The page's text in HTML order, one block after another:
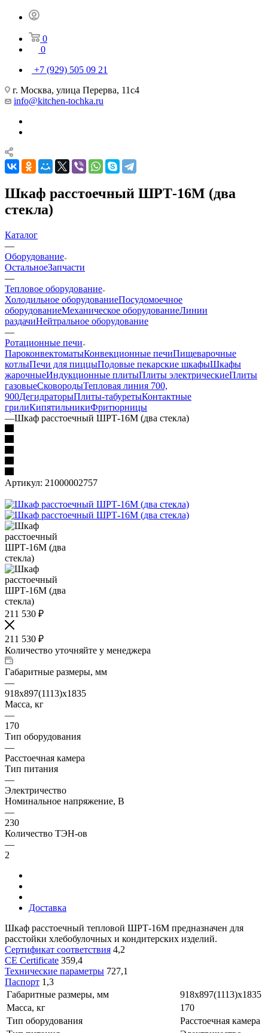
0
0
+7 (929) 505 09 21
г. Москва, улица Перерва, 11с4
info@kitchen-tochka.ru
Шкаф расстоечный ШРТ-16М (два
стекла)
Каталог
—
Оборудование
ОстальноеЗапчасти
—
Тепловое оборудование
Холодильное оборудованиеПосудомоечное
оборудованиеМеханическое оборудованиеЛинии
раздачиНейтральное оборудование
—
Ротационные печи
ПароконвектоматыКонвекционные печиПищеварочные
котлыПечи для пиццыПодовые пекарские шкафыШкафы
жарочныеИндукционные плитыПлиты электрическиеПлиты
газовыеСковородыТепловая линия 700,
900ДегидраторыПлиты-табуретыКонтактные
грилиКипятильникиФритюрницы
—Шкаф расстоечный ШРТ-16М (два стекла)
Артикул: 21000002757
211 530 ₽
211 530 ₽
Количество уточняйте у менеджера
Габаритные размеры, мм
—
918x897(1113)x1835
Масса, кг
—
170
Тип оборудования
—
Расстоечная камера
Тип питания
—
Электричество
Номинальное напряжение, В
—
230
Количество ТЭН-ов
—
2
Доставка
Шкаф расстоечный тепловой ШРТ-16М предназначен для
расстойки хлебобулочных и кондитерских изделий.
Сертификат соответствия 4,2
CE Certificate 359,4
Технические параметры 727,1
Паспорт 1,3
Габаритные размеры, мм
918x897(1113)x1835
Масса, кг
170
Тип оборудования
Расстоечная камера